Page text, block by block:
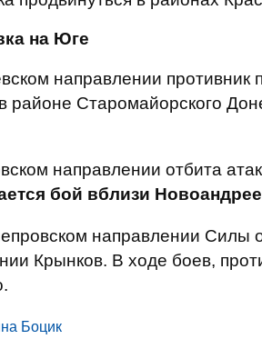
на Юге
направлении противник
районе Старомайорского
направлении отбита
бой вблизи
направлении Силы
Крынков. В ходе боев,
Боцик